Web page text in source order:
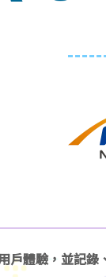
戶體驗，並記